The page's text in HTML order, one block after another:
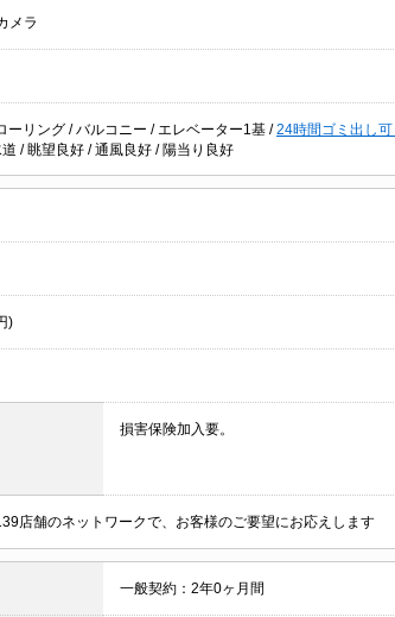
メラ
ーリング /バルコニー / エレベーター1基 /24時間ゴミ出し可
/ 眺望良好 /通風良好 / 陽当り良好
)
損害保険加入要。
店舗のネットワークで、お客様のご要望にお応えします
一般契約：2年0ヶ月間